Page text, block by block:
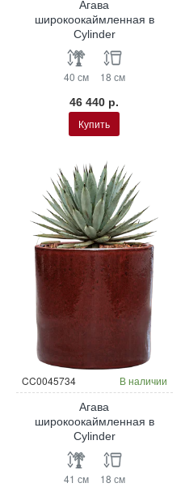
Агава
широкоокаймленная в
Cylinder
40 см 18 см
46 440 р.
Купить
CC0045734 В наличии
Агава
широкоокаймленная в
Cylinder
41 см 18 см